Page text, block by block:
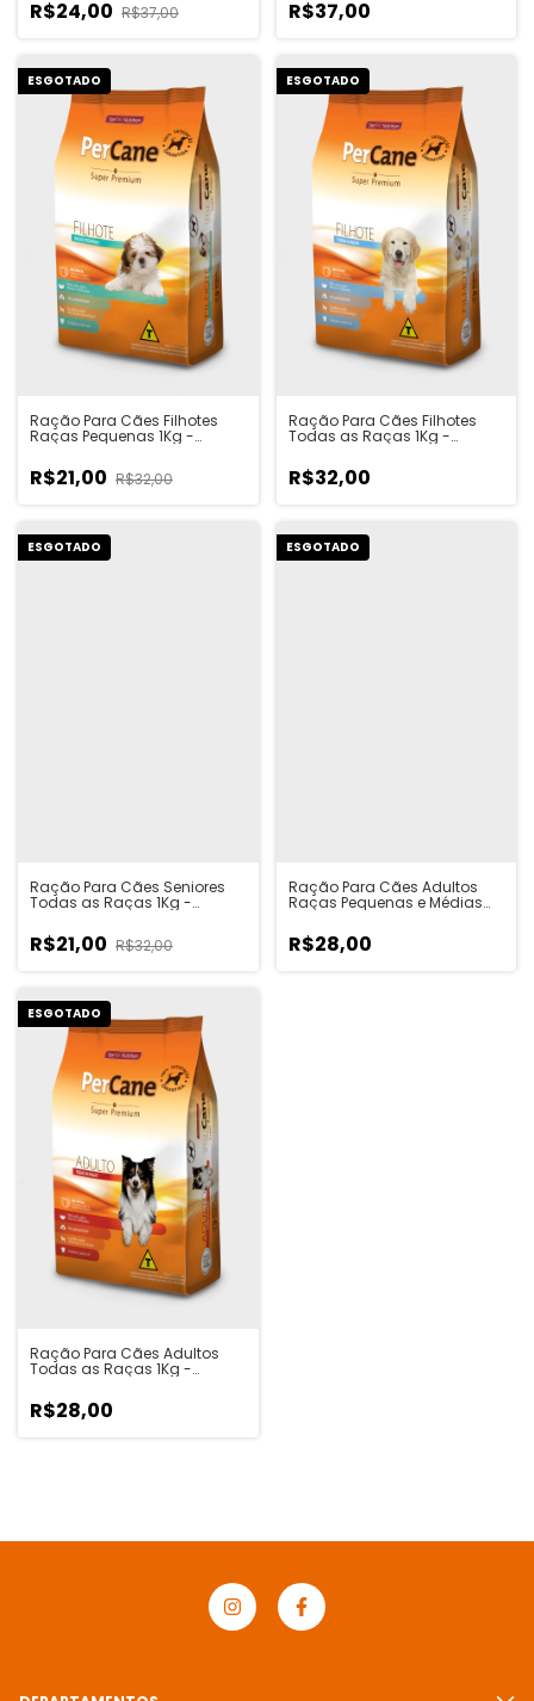
R$24,00 R$37,00 R$37,00
ESGOTADO
Ração Para Cães Filhotes
Raças Pequenas 1Kg -
R$21,00 R$32,00
ESGOTADO
Ração Para Cães Filhotes
Todas as Raças 1Kg -
R$32,00
ESGOTADO
Ração Para Cães Seniores
Todas as Raças 1Kg -
R$21,00 R$32,00
ESGOTADO
Ração Para Cães Adultos
Raças Pequenas e Médias
R$28,00
ESGOTADO
Ração Para Cães Adultos
Todas as Raças 1Kg -
R$28,00